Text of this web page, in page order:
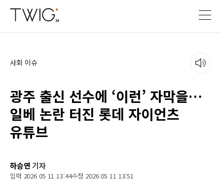
사회 이슈
광주 출신 선수에 ‘이런’ 자막을…
일베 논란 터진 롯데 자이언츠
유튜브
하승연기자
입력 2026 05 11 13:44수정 2026 05 11 13:51